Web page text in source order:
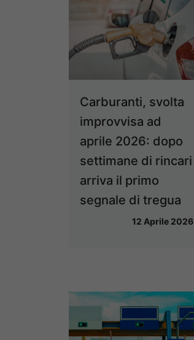
Carburanti, svolta
improvvisa ad
aprile 2026: dopo
settimane di rincari
arriva il primo
segnale di tregua
12 Aprile 2026